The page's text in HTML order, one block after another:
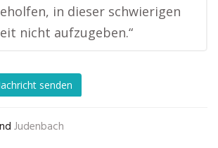
in dieser schwierigen
nicht aufzugeben.“
senden
Judenbach